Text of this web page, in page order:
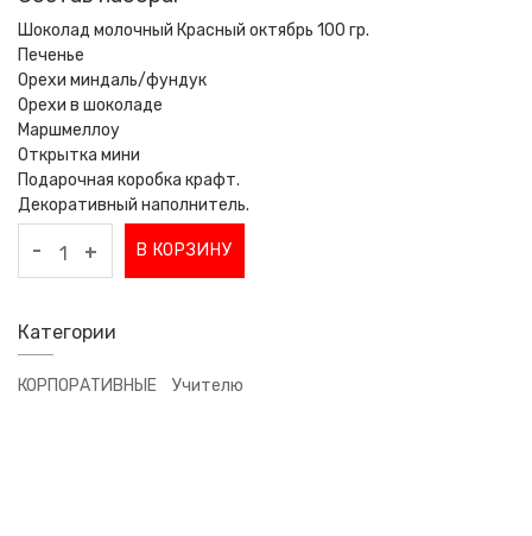
Шоколад молочный Красный октябрь 100 гр.
Печенье
Орехи миндаль/фундук
Орехи в шоколаде
Маршмеллоу
Открытка мини
Подарочная коробка крафт.
Декоративный наполнитель.
- + В КОРЗИНУ
Категории
КОРПОРАТИВНЫЕ Учителю